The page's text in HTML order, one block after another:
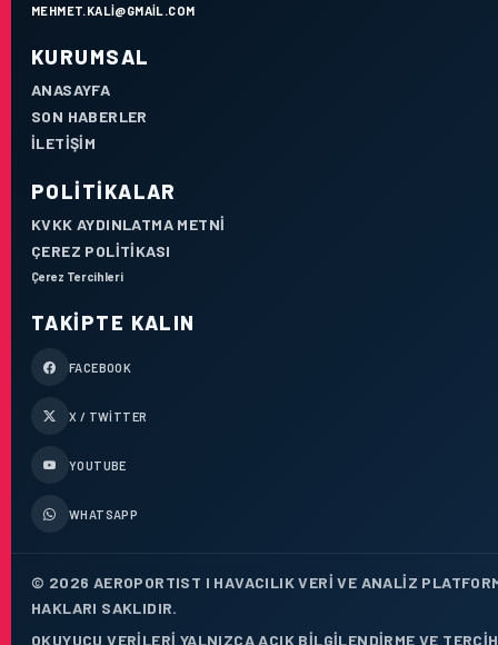
MEHMET.KALI@GMAIL.COM
KURUMSAL
ANASAYFA
SON HABERLER
İLETIŞIM
POLITIKALAR
KVKK AYDINLATMA METNI
ÇEREZ POLITIKASI
Çerez Tercihleri
TAKIPTE KALIN
FACEBOOK
X / TWITTER
YOUTUBE
WHATSAPP
© 2026 AEROPORTIST I HAVACILIK VERI VE ANALIZ
HAKLARI SAKLIDIR.
OKUYUCU VERILERI YALNIZCA AÇIK BILGILENDIRME VE